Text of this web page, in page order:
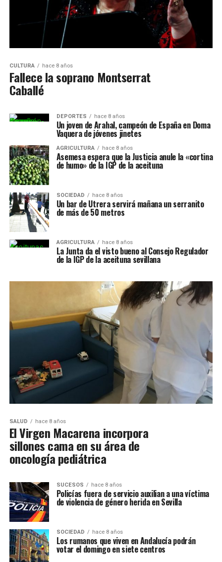
CULTURA hace 8 años
Fallece la soprano Montserrat
Caballé
DEPORTES hace 8 años
Un joven de Arahal, campeón de España en Doma
Vaquera de jóvenes jinetes
AGRICULTURA hace 8 años
Asemesa espera que la Justicia anule la «cortina
de humo» de la IGP de la aceituna
SOCIEDAD hace 8 años
Un bar de Utrera servirá mañana un serranito
de más de 50 metros
AGRICULTURA hace 8 años
La Junta da el visto bueno al Consejo Regulador
de la IGP de la aceituna sevillana
SALUD hace 8 años
El Virgen Macarena incorpora
sillones cama en su área de
oncología pediátrica
SUCESOS hace 8 años
Policías fuera de servicio auxilian a una víctima
de violencia de género herida en Sevilla
SOCIEDAD hace 8 años
Los rumanos que viven en Andalucía podrán
votar el domingo en siete centros